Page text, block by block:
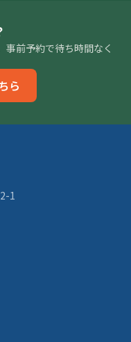
事前予約で待ち時間なく
ら
1